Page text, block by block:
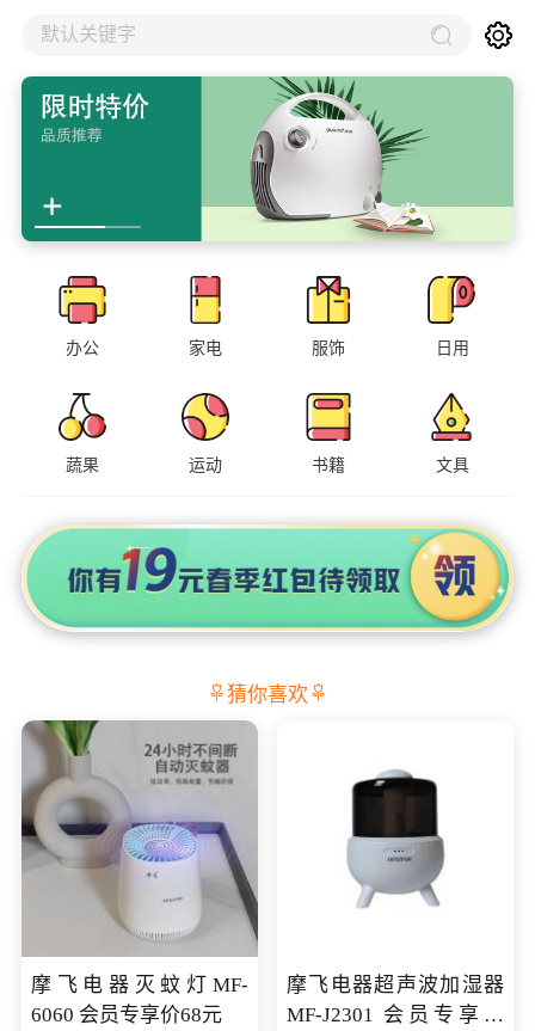
默认关键字
办公 家电 服饰 日用
蔬果 运动 书籍 文具
猜你喜欢
摩飞电器灭蚊灯MF-
6060 会员专享价68元
摩飞电器超声波加湿器
MF-J2301 会员专享价